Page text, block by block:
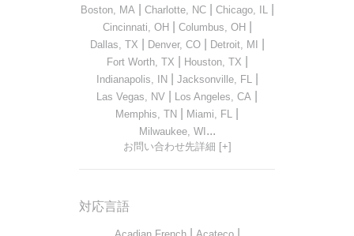
Boston, MA| Charlotte, NC| Chicago, IL|
Cincinnati, OH| Columbus, OH|
Dallas, TX Denver, CO| Detroit, MI
Fort Worth, TX Houston, TX
Indianapolis, IN| Jacksonville, FL|
Las Vegas, NV Los Angeles, CA
Memphis, TN Miami, FL
Milwaukee, WI ...
お問い合わせ先詳細 [+]
対応言語